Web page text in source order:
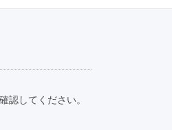
認してください。